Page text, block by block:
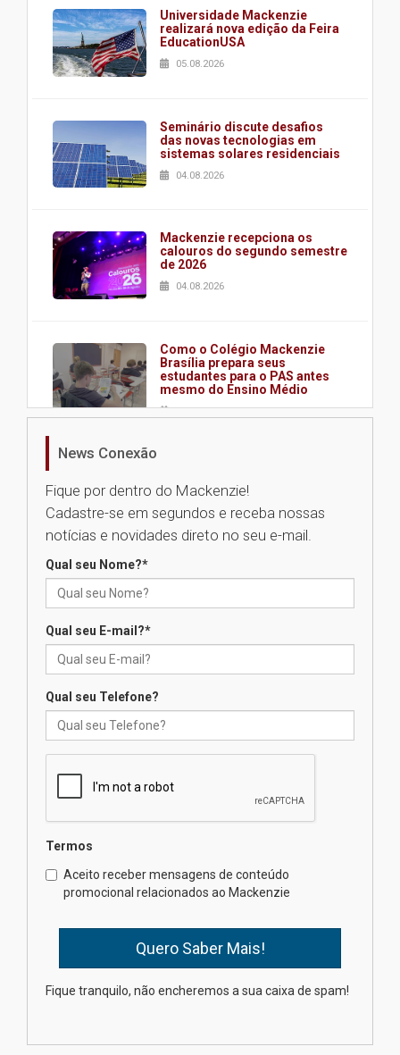
Universidade Mackenzie
realizará nova edição da Feira
EducationUSA
05.08.2026
Seminário discute desafios
das novas tecnologias em
sistemas solares residenciais
04.08.2026
Mackenzie recepciona os
calouros do segundo semestre
de 2026
04.08.2026
Como o Colégio Mackenzie
Brasília prepara seus
estudantes para o PAS antes
mesmo do Ensino Médio
04.08.2026
na educação dos filhos além da
escola
04.08.2026
docentes para debater
Professora do Mackenzie é
finalista do Prêmio Jabuti com
04.08.2026
internacionais
03.08.2026
Oncologista do HUEM ressalta
importância da prevenção e
diagnóstico precoce do câncer
de pulmão
News Conexão
Fique por dentro do Mackenzie!
Cadastre-se em segundos e receba nossas
notícias e novidades direto no seu e-mail.
Qual seu Nome?*
Qual seu E-mail?*
Qual seu Telefone?
Termos
Aceito receber mensagens de conteúdo
promocional relacionados ao Mackenzie
Fique tranquilo, não encheremos a sua caixa de spam!